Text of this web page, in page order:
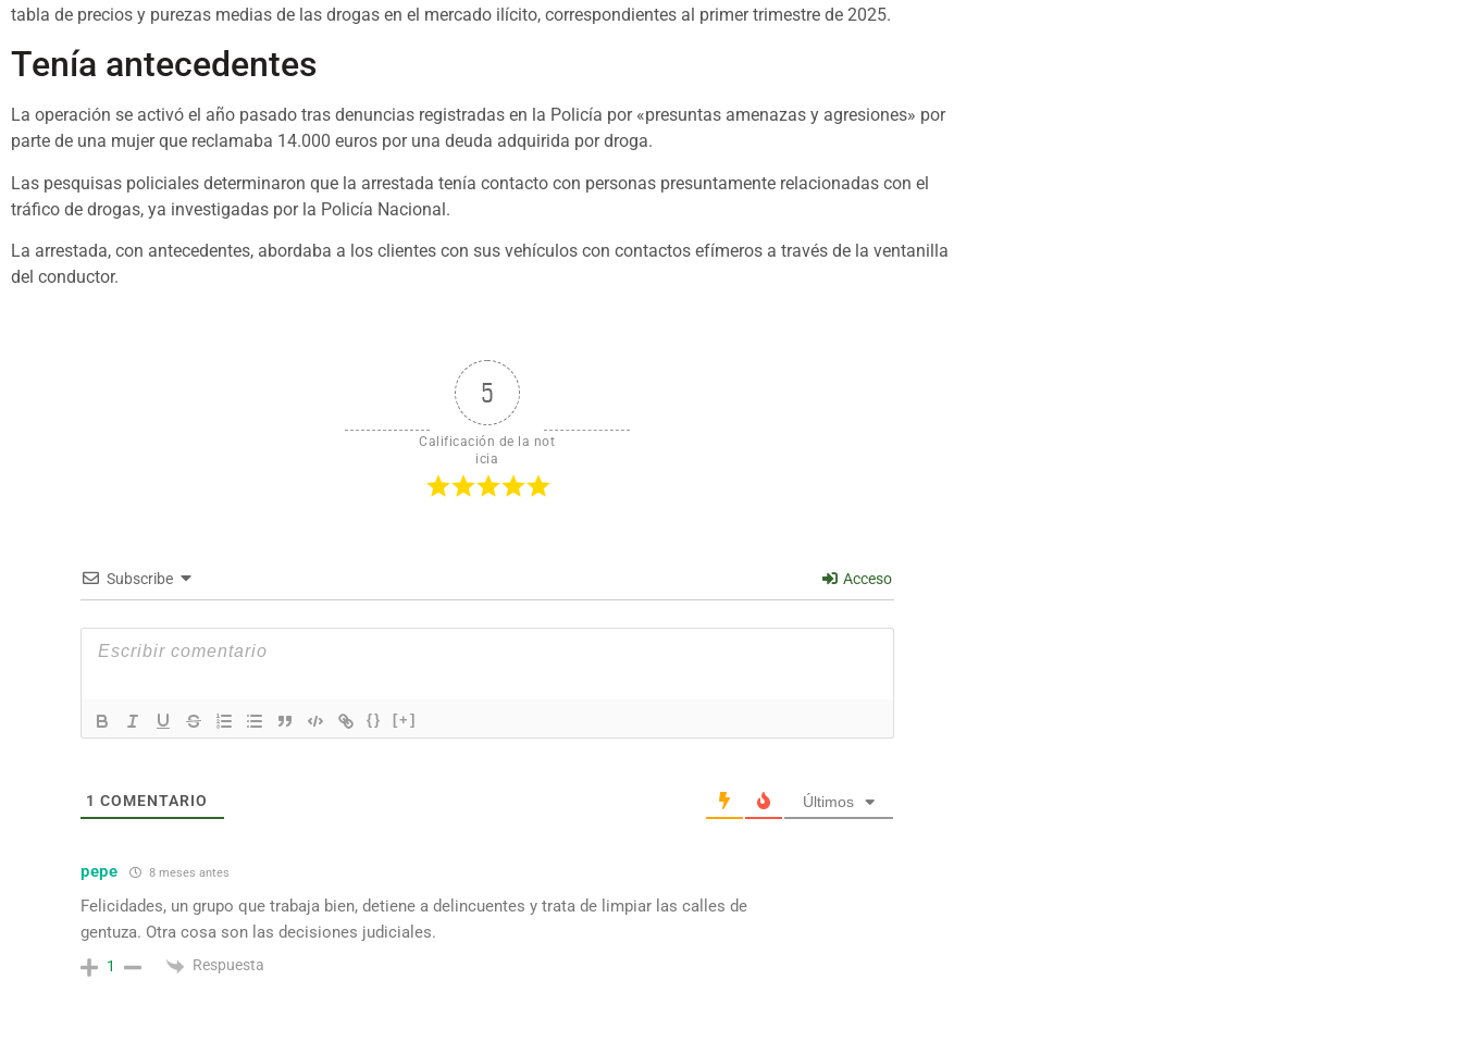
tabla de precios y purezas medias de las drogas en el mercado ilícito, correspondientes al primer trimestre de 2025.
Tenía antecedentes
La operación se activó el año pasado tras denuncias registradas en la Policía por «presuntas amenazas y agresiones» por
parte de una mujer que reclamaba 14.000 euros por una deuda adquirida por droga.
Las pesquisas policiales determinaron que la arrestada tenía contacto con personas presuntamente relacionadas con el
tráfico de drogas, ya investigadas por la Policía Nacional.
La arrestada, con antecedentes, abordaba a los clientes con sus vehículos con contactos efímeros a través de la ventanilla
del conductor.
5
Calificación de la not
icia
Subscribe Acceso
{} [+]
1 COMENTARIO Últimos
pepe 8 meses antes
Felicidades, un grupo que trabaja bien, detiene a delincuentes y trata de limpiar las calles de
gentuza. Otra cosa son las decisiones judiciales.
1 Respuesta